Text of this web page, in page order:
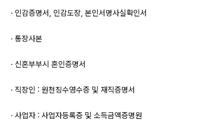
· 인감증명서, 인감도장, 본인서명사실확인서
· 통장사본
· 신혼부부시 혼인증명서
· 직장인 : 원천징수영수증 및 재직증명서
· 사업자 : 사업자등록증 및 소득금액증명원